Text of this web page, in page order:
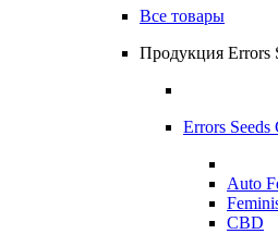
Все товары
Продукция Errors
Errors Seeds
Auto
CBD